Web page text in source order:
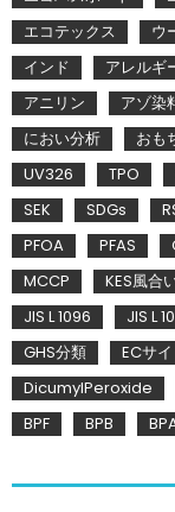
エコテックス
ウ
インド
アレルギ
アニリン
アゾ染
におい分析
おも
UV326
TPO
SEK
SDGs
PFOA
PFAS
MCCP
KES風合
JIS L 1096
JIS L
GHS分類
ECサイ
DicumylPeroxide
BPF
BPB